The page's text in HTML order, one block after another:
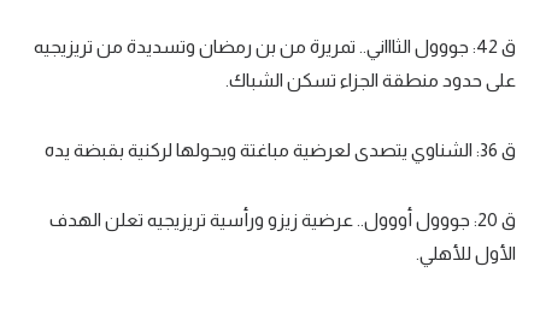
ق 42: جووول الثاااني.. تمريرة من بن رمضان وتسديدة من تريزيجيه
على حدود منطقة الجزاء تسكن الشباك.
ق 36: الشناوي يتصدى لعرضية مباغتة ويحولها لركنية بقبضة يده
ق 20: جووول أووول.. عرضية زيزو ورأسية تريزيجيه تعلن الهدف
الأول للأهلي.